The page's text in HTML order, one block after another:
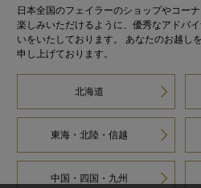
日本全国のフェイラーのショップやコー
楽しみいただけるように、優秀なアドバ
いをいたしております。 あなたのお越し
申し上げております。
北海道
東海・北陸・信越
中国・四国・九州